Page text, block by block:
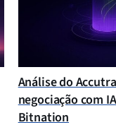
Análise do
negociação com
Bitnation